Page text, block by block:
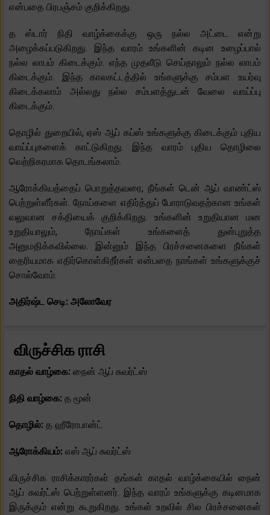
என்பதை பிரபஞ்சம் குறிக்கிறது.
த ஸ்டார் நிதி வாழ்க்கைக்கு ஒரு நல்ல அட்டை என்று
அழைக்கப்படுகிறது. இந்த வாரம் உங்களின் கடின உழைப்பால்
நல்ல லாபம் கிடைக்கும். எந்த முதலீடு செய்தாலும் நல்ல லாபம்
கிடைக்கும். இந்த காலகட்டத்தில் உங்களுக்கு சம்பள உயர்வு
கிடைக்கலாம் அல்லது நல்ல சம்பளத்துடன் வேலை வாய்ப்பு
கிடைக்கும்.
தொழில் துறையில், ஏஸ் ஆப் கப்ஸ் உங்களுக்கு கிடைக்கும் புதிய
வாய்ப்புகளைக் காட்டுகிறது. இந்த வாரம் புதிய தொழிலை
வெற்றிகரமாக தொடங்கலாம்.
ஆரோக்கியத்தைப் பொறுத்தவரை, நீங்கள் டென் ஆப் வாண்ட்ஸ்
பெற்றுள்ளீர்கள். நோய்களை எதிர்த்துப் போராடுவதற்கான உங்கள்
வலுவான சக்தியைக் குறிக்கிறது. உங்களின் உறுதியான மன
உறுதியாலும், நோய்கள் உங்களைத் துன்புறுத்த
அனுமதிக்கவில்லை. இன்னும் இந்த பிரச்சனைகளை நீங்கள்
தைரியமாக எதிர்கொள்கிறீர்கள் என்பதை நாங்கள் உங்களுக்குச்
சொல்வோம்.
அதிர்ஷ்ட செடி: அலோவேர
விருச்சிக ராசி
காதல் வாழ்கை: நைன் ஆப் சுவர்ட்ஸ்
நிதி வாழ்கை: த மூன்
தொழில்: த ஹீரோபான்ட்
ஆரோக்கியம்: எஸ் ஆப் சுவர்ட்ஸ்
விருச்சிக ராசிக்காரர்கள் தங்கள் காதல் வாழ்க்கையில் நைன்
ஆப் சுவர்ட்ஸ் பெற்றுள்ளனர். இந்த வாரம் உங்களுக்கு கடினமாக
இருக்கும் என்று கூறுகிறது. உங்கள் உறவில் சில பிரச்சனைகள்